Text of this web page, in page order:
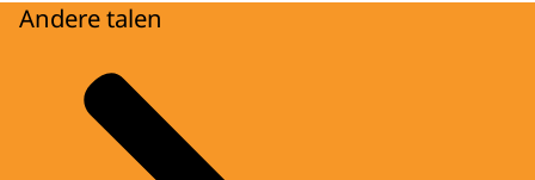
Andere talen